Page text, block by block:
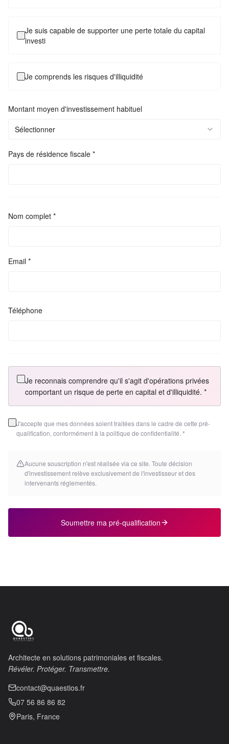
Je suis capable de supporter une perte totale du capital
investi
Je comprends les risques d'illiquidité
Montant moyen d'investissement habituel
Sélectionner
Pays de résidence fiscale *
Nom complet *
Email *
Téléphone
Je reconnais comprendre qu'il s'agit d'opérations privées
comportant un risque de perte en capital et d'illiquidité. *
J'accepte que mes données soient traitées dans le cadre de cette pré-
qualification, conformément à la politique de confidentialité. *
Aucune souscription n'est réalisée via ce site. Toute décision
d'investissement relève exclusivement de l'investisseur et des
intervenants réglementés.
Soumettre ma pré-qualification
Architecte en solutions patrimoniales et fiscales.
Révéler. Protéger. Transmettre.
contact@quaestios.fr
07 56 86 86 82
Paris, France